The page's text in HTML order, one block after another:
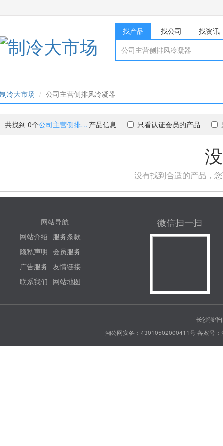
找产品 找公司 找资讯
制冷大市场 公司主营侧排风冷凝器
共找到 0个 公司主营侧排风冷凝器 产品信息 只看认证会员的产品
没有找到合适的产品，
网站导航
网站介绍 服务条款
隐私声明 会员服务
广告服务 友情链接
联系我们 网站地图
微信扫一扫
长沙强华
湘公网安备：43010502000411号备案号